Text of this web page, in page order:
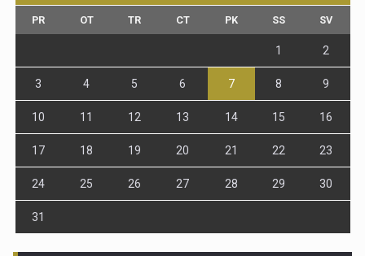
PR OT TR CT PK SS SV
1 2
3 4 5 6 7 8 9
10 11 12 13 14 15 16
17 18 19 20 21 22 23
24 25 26 27 28 29 30
31